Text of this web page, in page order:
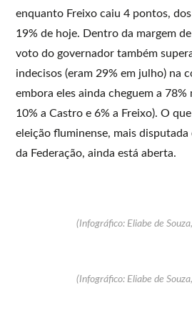
enquanto Freixo caiu 4 pontos,
19% de hoje. Dentro da margem
voto do governador também
indecisos (eram 29% em julho) na
embora eles ainda cheguem a 78%
10% a Castro e 6% a Freixo). O
eleição fluminense, mais
da Federação, ainda está aberta.
(Infográfico: Eliabe de
(Infográfico: Eliabe de